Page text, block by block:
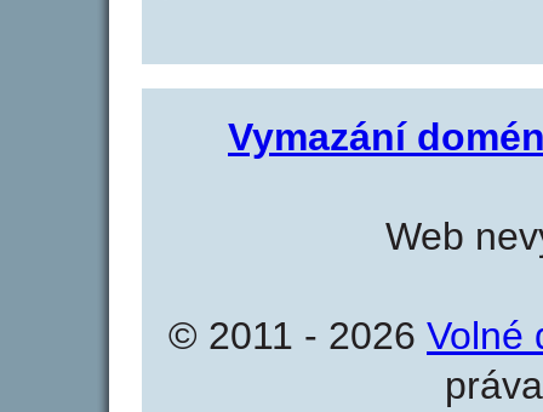
Vymazání
Web
© 2011 - 2026 Volné